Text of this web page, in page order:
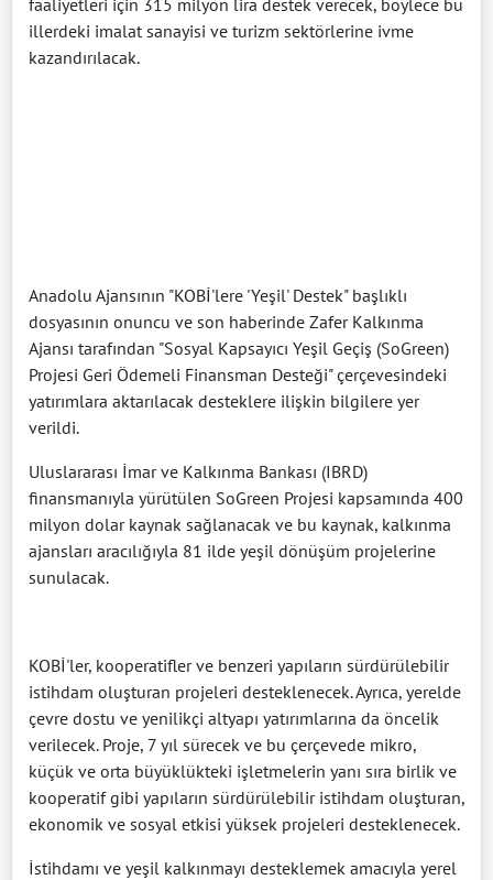
illerdeki imalat sanayisi ve turizm sektörlerine ivme
kazandırılacak.
Anadolu Ajansının "KOBİ'lere 'Yeşil' Destek" başlıklı
dosyasının onuncu ve son haberinde Zafer Kalkınma
Ajansı tarafından "Sosyal Kapsayıcı Yeşil Geçiş (SoGreen)
Projesi Geri Ödemeli Finansman Desteği" çerçevesindeki
yatırımlara aktarılacak desteklere ilişkin bilgilere yer
verildi.
Uluslararası İmar ve Kalkınma Bankası (IBRD)
finansmanıyla yürütülen SoGreen Projesi kapsamında 400
milyon dolar kaynak sağlanacak ve bu kaynak, kalkınma
ajansları aracılığıyla 81 ilde yeşil dönüşüm projelerine
sunulacak.
KOBİ'ler, kooperatifler ve benzeri yapıların sürdürülebilir
istihdam oluşturan projeleri desteklenecek. Ayrıca, yerelde
çevre dostu ve yenilikçi altyapı yatırımlarına da öncelik
verilecek. Proje, 7 yıl sürecek ve bu çerçevede mikro,
küçük ve orta büyüklükteki işletmelerin yanı sıra birlik ve
kooperatif gibi yapıların sürdürülebilir istihdam oluşturan,
ekonomik ve sosyal etkisi yüksek projeleri desteklenecek.
İstihdamı ve yeşil kalkınmayı desteklemek amacıyla yerel